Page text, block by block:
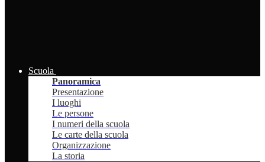
Scuola
Panoramica
Presentazione
I luoghi
Le persone
I numeri della scuola
Le carte della scuola
Organizzazione
La storia